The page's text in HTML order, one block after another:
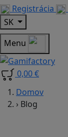
Registrácia
SK
Menu
0,00 €
Domov
› Blog